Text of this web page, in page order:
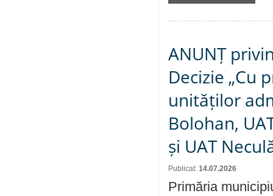
ANUNȚ
Decizie „Cu
unităților
Bolohan,
și UAT
Publicat: 14.07.2026
Primăria